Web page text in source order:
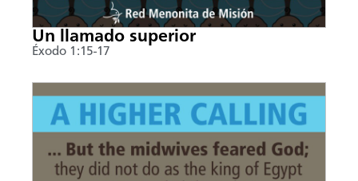
Un llamado superior
Éxodo 1:15-17